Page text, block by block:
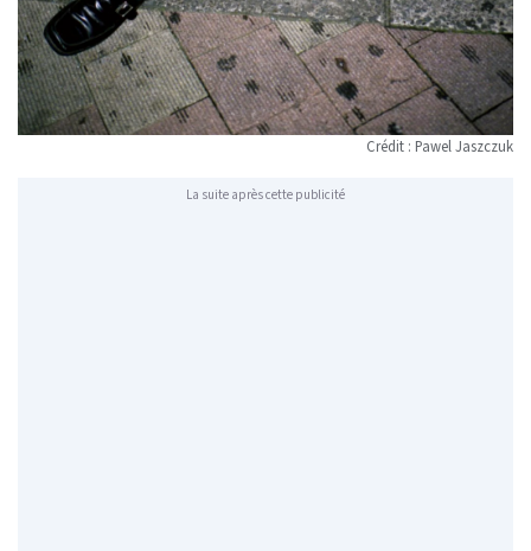
Crédit : Pawel Jaszczuk
La suite après cette publicité